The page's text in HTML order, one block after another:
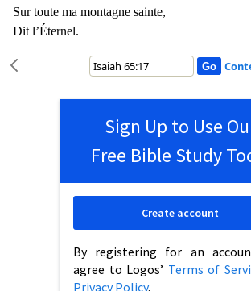
Sur toute ma montagne sainte,
Dit l’Éternel.
Sign Up to Use
Free Bible Study
By registering for an
agree to Logos’ Terms of
Privacy Policy.
Create account